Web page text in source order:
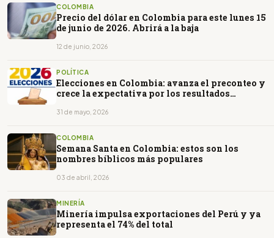
COLOMBIA
Precio del dólar en Colombia para este lunes 15
de junio de 2026. Abrirá a la baja
12 de junio, 2026
POLÍTICA
Elecciones en Colombia: avanza el preconteo y
crece la expectativa por los resultados
31 de mayo, 2026
COLOMBIA
Semana Santa en Colombia: estos son los
nombres bíblicos más populares
03 de abril, 2026
MINERÍA
Minería impulsa exportaciones del Perú y ya
representa el 74% del total